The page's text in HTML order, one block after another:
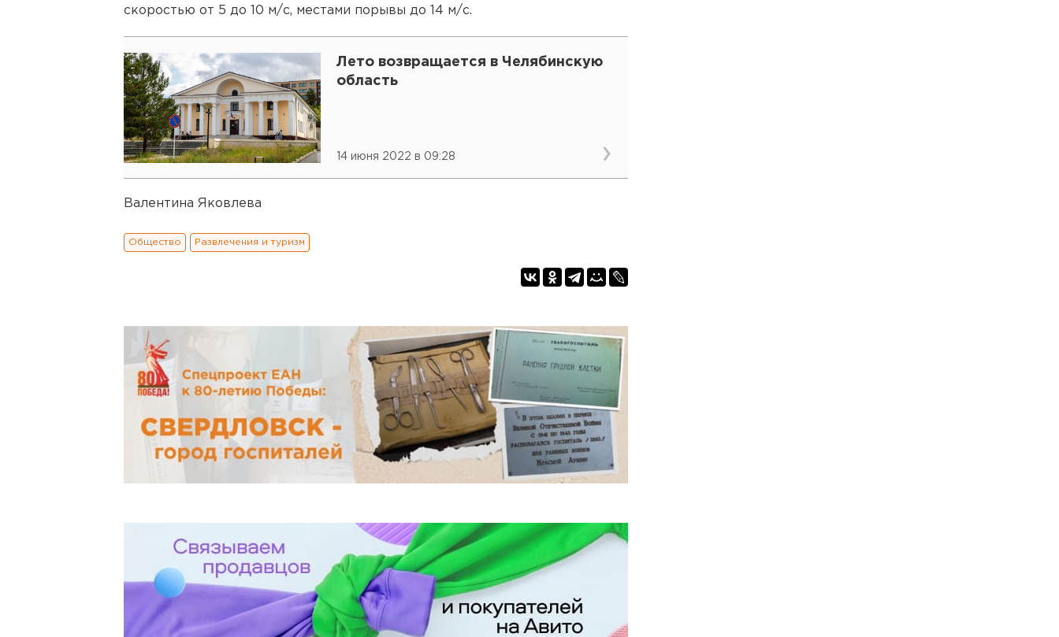
скоростью от 5 до 10 м/с, местами порывы до 14 м/с.
Лето возвращается в Челябинскую
область
14 июня 2022 в 09:28
Валентина Яковлева
Общество Развлечения и туризм